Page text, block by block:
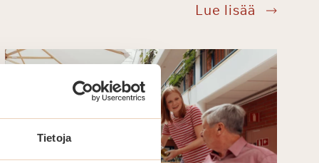
Tietoja
Lue lisää Saga
sai
kauniit
kukat
hyvästä
työstä!